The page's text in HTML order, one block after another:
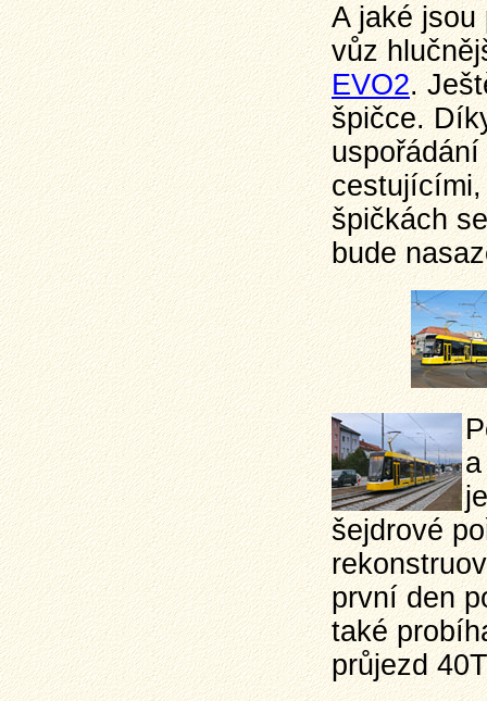
A jaké jsou
vůz
EVO2.
špičce.
špičkách
bude
šejdrové
první den
také
průjezd